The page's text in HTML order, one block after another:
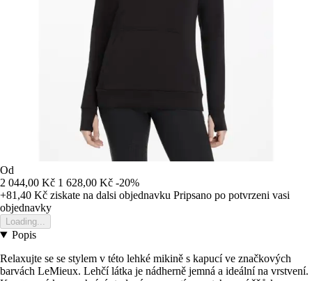
Od
2 044,00 Kč 1 628,00 Kč -20%
+81,40 Kč ziskate na dalsi objednavku Pripsano po potvrzeni vasi
objednavky
Loading...
Popis
Relaxujte se se stylem v této lehké mikině s kapucí ve značkových
barvách LeMieux. Lehčí látka je nádherně jemná a ideální na vrstvení.